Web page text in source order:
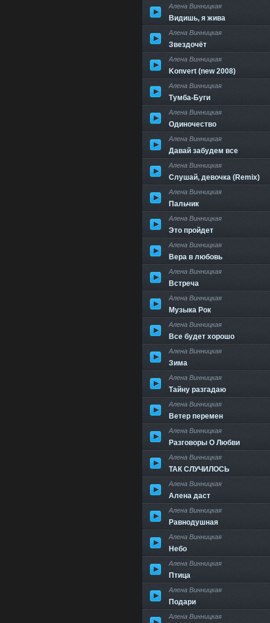
Алена Винницкая
Видишь, я жива
Алена Винницкая
Звездочёт
Алена Винницкая
Konvert (new 2008)
Алена Винницкая
Тумба-Буги
Алена Винницкая
Одиночество
Алена Винницкая
Давай забудем все
Алена Винницкая
Слушай, девочка (Remix)
Алена Винницкая
Пальчик
Алена Винницкая
Это пройдет
Алена Винницкая
Вера в любовь
Алена Винницкая
Встреча
Алена Винницкая
Музыка Рок
Алена Винницкая
Все будет хорошо
Алена Винницкая
Зима
Алена Винницкая
Тайну разгадаю
Алена Винницкая
Ветер перемен
Алена Винницкая
Разговоры О Любви
Алена Винницкая
ТАК СЛУЧИЛОСЬ
Алена Винницкая
Алена даст
Алена Винницкая
Равнодушная
Алена Винницкая
Небо
Алена Винницкая
Птица
Алена Винницкая
Подари
Алена Винницкая